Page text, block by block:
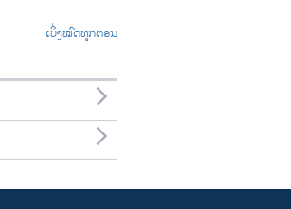
ເບິ່ງໝົດທຸກຕອນ